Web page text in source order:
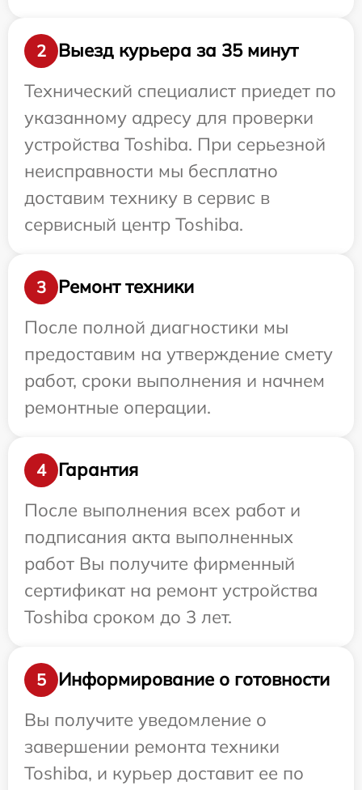
2
Выезд курьера за 35 минут
Технический специалист приедет по
указанному адресу для проверки
устройства Toshiba. При серьезной
неисправности мы бесплатно
доставим технику в сервис в
сервисный центр Toshiba.
3
Ремонт техники
После полной диагностики мы
предоставим на утверждение смету
работ, сроки выполнения и начнем
ремонтные операции.
4
Гарантия
После выполнения всех работ и
подписания акта выполненных
работ Вы получите фирменный
сертификат на ремонт устройства
Toshiba сроком до 3 лет.
5
Информирование о готовности
Вы получите уведомление о
завершении ремонта техники
Toshiba, и курьер доставит ее по